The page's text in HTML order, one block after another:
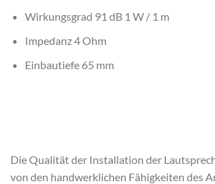
Wirkungsgrad 91 dB 1 W / 1 m
Impedanz 4 Ohm
Einbautiefe 65 mm
Die Qualität der Installation der
von den handwerklichen Fähigkeiten des